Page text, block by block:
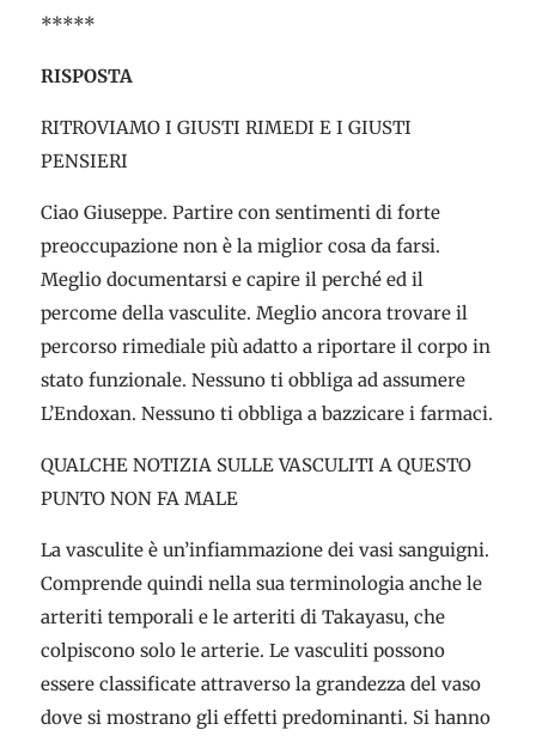
*****
RISPOSTA
RITROVIAMO I GIUSTI RIMEDI E I GIUSTI
PENSIERI
Ciao Giuseppe. Partire con sentimenti di forte
preoccupazione non è la miglior cosa da farsi.
Meglio documentarsi e capire il perché ed il
percome della vasculite. Meglio ancora trovare il
percorso rimediale più adatto a riportare il corpo in
stato funzionale. Nessuno ti obbliga ad assumere
L’Endoxan. Nessuno ti obbliga a bazzicare i farmaci.
QUALCHE NOTIZIA SULLE VASCULITI A QUESTO
PUNTO NON FA MALE
La vasculite è un’infiammazione dei vasi sanguigni.
Comprende quindi nella sua terminologia anche le
arteriti temporali e le arteriti di Takayasu, che
colpiscono solo le arterie. Le vasculiti possono
essere classificate attraverso la grandezza del vaso
dove si mostrano gli effetti predominanti. Si hanno